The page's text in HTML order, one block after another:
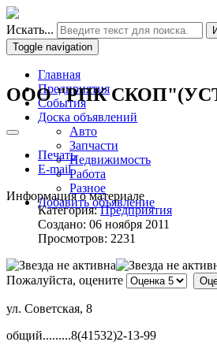
Искать...
Toggle navigation
Главная
Предприятия
События
Доска объявлений
Авто
Запчасти
Недвижимость
Работа
Разное
Добавить объявление
ООО "РПК
Печать
E-mail
Информация о материале
Категория:Предприятия
Создано: 06 ноября 2011
Просмотров: 2231
Пожалуйста, оцените
ул. Советская, 8
общий.........8(41532)2-13-99